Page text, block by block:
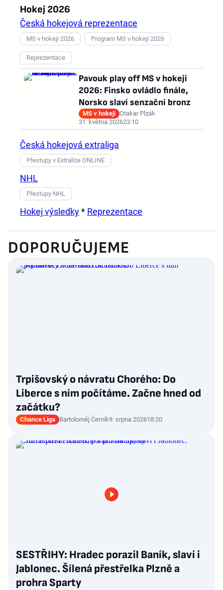
Hokej 2026
Česká hokejová reprezentace
MS v hokeji 2026 Program MS v hokeji 2026
Reprezentace
Pavouk play off MS v hokeji
2026: Finsko ovládlo finále,
Norsko slaví senzační bronz
MS v hokeji Otakar Plzák
31. května 202623:10
Česká hokejová extraliga
Přestupy v Extralize ONLINE
NHL
Přestupy NHL
Hokej výsledky* Reprezentace
DOPORUČUJEME
Trpišovský o návratu Chorého: Do
Liberce s ním počítáme. Začne hned od
začátku?
Chance Liga Bartoloměj Černík9. srpna 202618:20
SESTŘIHY: Hradec porazil Baník, slaví i
Jablonec. Šílená přestřelka Plzně a
prohra Sparty